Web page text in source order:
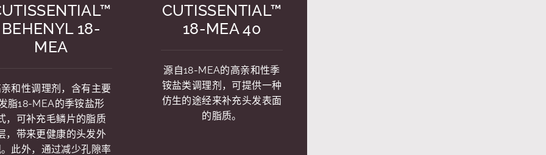
BEHENYL 18-
MEA
和性调理剂，含有主要
脂18-MEA的季铵盐形
，可补充毛鳞片的脂质
，带来更健康的头发外
此外，通过减少孔隙率
CUTISSENTIAL™
18-MEA 40
源自18-MEA的高亲和性季
铵盐类调理剂，可提供一种
仿生的途经来补充头发表面
的脂质。